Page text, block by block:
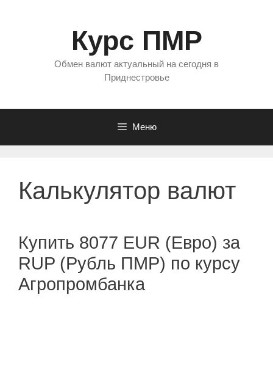
Курс ПМР
Обмен валют актуальный на сегодня в
Приднестровье
Меню
Калькулятор валют
Купить 8077 EUR (Евро) за
RUP (Рубль ПМР) по курсу
Агропромбанка